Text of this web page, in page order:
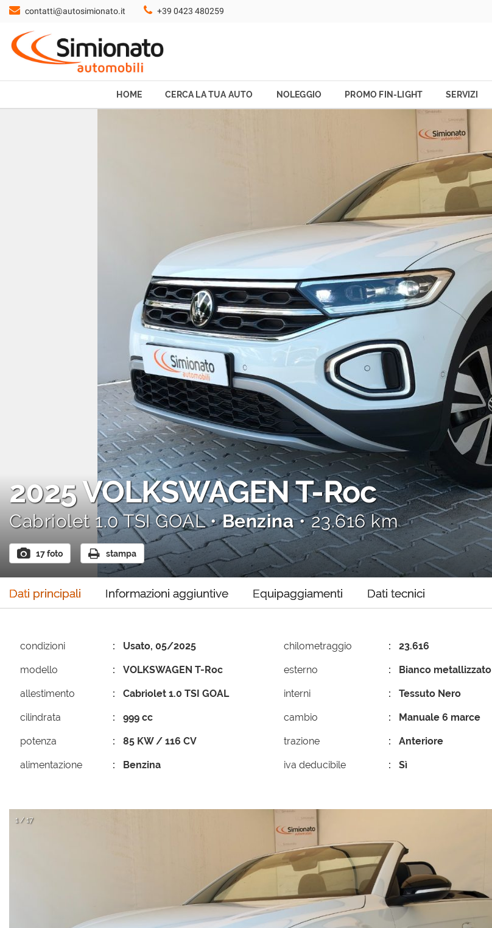
HOME
CERCA LA TUA AUTO
contatti@autosimionato.it +39 0423 480259
HOME CERCA LA TUA AUTO NOLEGGIO PROMO FIN-LIGHT SERVIZI
2025VOLKSWAGEN T-Roc
Cabriolet 1.0 TSI GOAL •Benzina• 23.616 km
17 foto stampa
Dati principali Informazioni aggiuntive Equipaggiamenti Dati tecnici
condizioni Usato, 05/2025
modello VOLKSWAGEN T-Roc
allestimento Cabriolet 1.0 TSI GOAL
cilindrata 999 cc
potenza 85 KW / 116 CV
alimentazione Benzina
chilometraggio 23.616
esterno Bianco metallizzato
interni Tessuto Nero
cambio Manuale 6 marce
trazione Anteriore
iva deducibile Sì
1 / 17